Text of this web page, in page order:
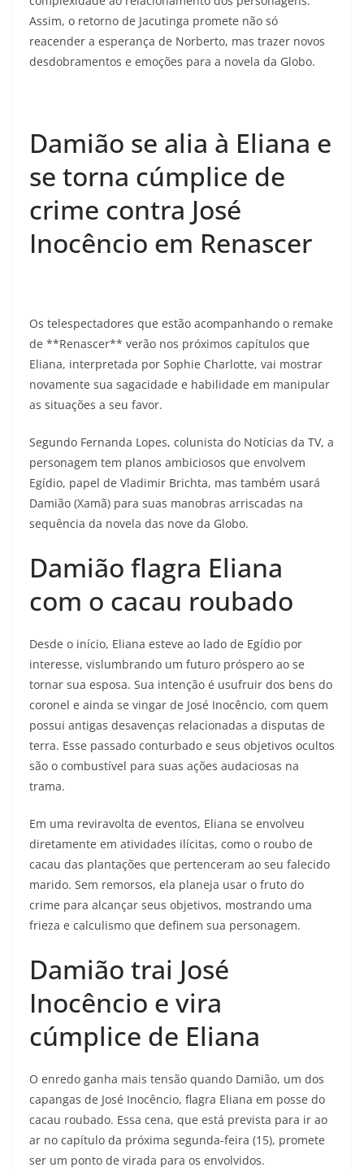
Assim, o retorno de Jacutinga promete não só
reacender a esperança de Norberto, mas trazer novos
desdobramentos e emoções para a novela da Globo.
Damião se alia à Eliana e
se torna cúmplice de
crime contra José
Inocêncio em Renascer
Os telespectadores que estão acompanhando o remake
de **Renascer** verão nos próximos capítulos que
Eliana, interpretada por Sophie Charlotte, vai mostrar
novamente sua sagacidade e habilidade em manipular
as situações a seu favor.
Segundo Fernanda Lopes, colunista do Notícias da TV, a
personagem tem planos ambiciosos que envolvem
Egídio, papel de Vladimir Brichta, mas também usará
Damião (Xamã) para suas manobras arriscadas na
sequência da novela das nove da Globo.
Damião flagra Eliana
com o cacau roubado
Desde o início, Eliana esteve ao lado de Egídio por
interesse, vislumbrando um futuro próspero ao se
tornar sua esposa. Sua intenção é usufruir dos bens do
coronel e ainda se vingar de José Inocêncio, com quem
possui antigas desavenças relacionadas a disputas de
terra. Esse passado conturbado e seus objetivos ocultos
são o combustível para suas ações audaciosas na
trama.
Em uma reviravolta de eventos, Eliana se envolveu
diretamente em atividades ilícitas, como o roubo de
cacau das plantações que pertenceram ao seu falecido
marido. Sem remorsos, ela planeja usar o fruto do
crime para alcançar seus objetivos, mostrando uma
frieza e calculismo que definem sua personagem.
Damião trai José
Inocêncio e vira
cúmplice de Eliana
O enredo ganha mais tensão quando Damião, um dos
capangas de José Inocêncio, flagra Eliana em posse do
cacau roubado. Essa cena, que está prevista para ir ao
ar no capítulo da próxima segunda-feira (15), promete
ser um ponto de virada para os envolvidos.